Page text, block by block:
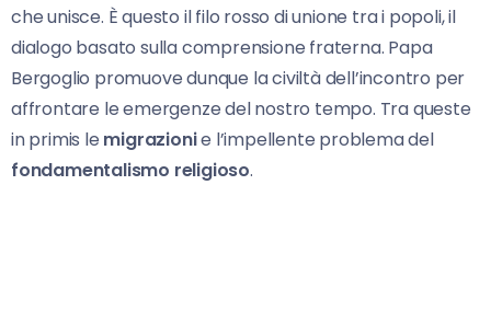
che unisce. È questo il filo rosso di unione tra i popoli, il
dialogo basato sulla comprensione fraterna. Papa
Bergoglio promuove dunque la civiltà dell’incontro per
affrontare le emergenze del nostro tempo. Tra queste
in primis le migrazionie l’impellente problema del
fondamentalismo religioso.